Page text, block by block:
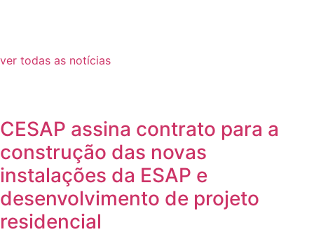
ver todas as notícias
CESAP assina contrato para a
construção das novas
instalações da ESAP e
desenvolvimento de projeto
residencial